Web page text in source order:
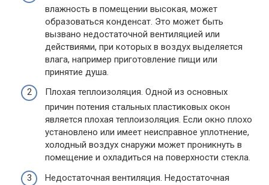
влажность в помещении высокая, может
образоваться конденсат. Это может быть
вызвано недостаточной вентиляцией или
действиями, при которых в воздух выделяется
влага, например приготовление пищи или
принятие душа.
Плохая теплоизоляция. Одной из основных
причин потения стальных пластиковых окон
является плохая теплоизоляция. Если окно плохо
установлено или имеет неисправное уплотнение,
холодный воздух снаружи может проникнуть в
помещение и охладиться на поверхности стекла.
Недостаточная вентиляция. Недостаточная